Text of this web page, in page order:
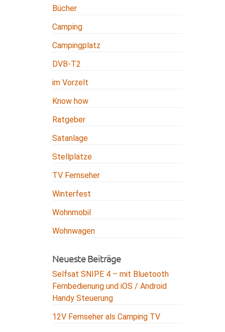
Bücher
Camping
Campingplatz
DVB-T2
im Vorzelt
Know how
Ratgeber
Satanlage
Stellplätze
TV Fernseher
Winterfest
Wohnmobil
Wohnwagen
Neueste Beiträge
Selfsat SNIPE 4 – mit Bluetooth
Fernbedienung und iOS / Android
Handy Steuerung
12V Fernseher als Camping TV